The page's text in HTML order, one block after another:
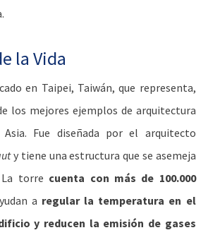
la Vida
en Taipei, Taiwán, que representa,
los mejores ejemplos de arquitectura
Fue diseñada por el arquitecto
y tiene una estructura que se asemeja
torre cuenta con más de 100.000
a regular la temperatura en el
y reducen la emisión de gases